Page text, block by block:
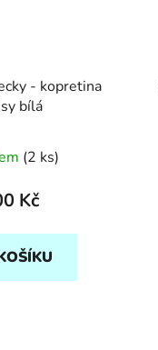
- kopretina
bílá
(2 ks)
Kč